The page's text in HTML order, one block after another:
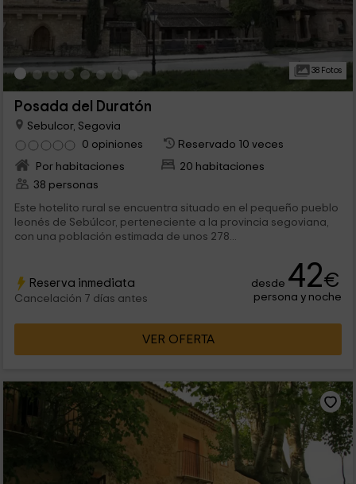
38 Fotos
Posada del Duratón
Sebulcor, Segovia
0 opiniones
Reservado 10 veces
Por habitaciones
20 habitaciones
38 personas
Este hotelito rural se encuentra situado en el pequeño pueblo
leonés de Sebúlcor, perteneciente a la provincia segoviana,
con una población estimada de unos 278...
Reserva inmediata
Cancelación 7 días antes
desde 42€
persona y noche
VER OFERTA